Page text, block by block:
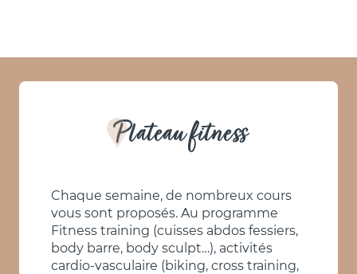
Plateau fitness
Chaque semaine, de nombreux cours
vous sont proposés. Au programme
Fitness training (cuisses abdos fessiers,
body barre, body sculpt…), activités
cardio-vasculaire (biking, cross training,